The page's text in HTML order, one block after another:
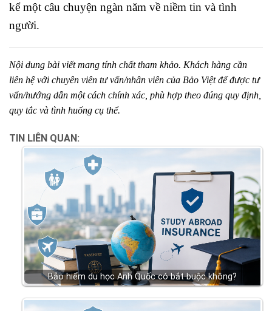
kể một câu chuyện ngàn năm về niềm tin và tình
người.
Nội dung bài viết mang tính chất tham khảo. Khách hàng cần
liên hệ với chuyên viên tư vấn/nhân viên của Bảo Việt để được tư
vấn/hướng dẫn một cách chính xác, phù hợp theo đúng quy định,
quy tắc và tình huống cụ thể.
TIN LIÊN QUAN:
Bảo hiểm du học Anh Quốc có bắt buộc không?